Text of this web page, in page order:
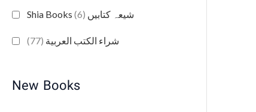
Shia Books شیعہ کتابیں (6)
شراء الكتب العربية (77)
New Books